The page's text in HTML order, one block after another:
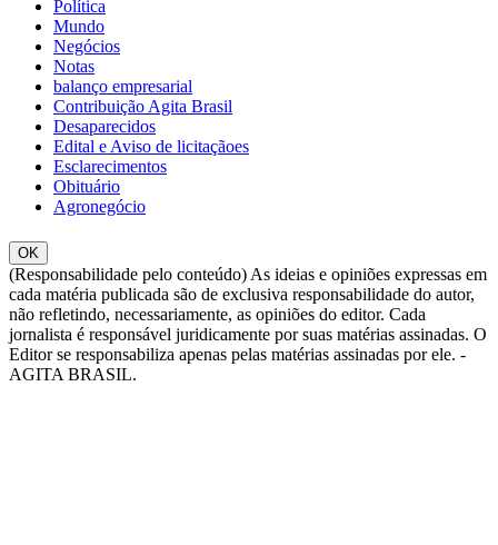
Política
Mundo
Negócios
Notas
balanço empresarial
Contribuição Agita Brasil
Desaparecidos
Edital e Aviso de licitaçãoes
Esclarecimentos
Obituário
Agronegócio
OK
(Responsabilidade pelo conteúdo) As ideias e opiniões expressas em
cada matéria publicada são de exclusiva responsabilidade do autor,
não refletindo, necessariamente, as opiniões do editor. Cada
jornalista é responsável juridicamente por suas matérias assinadas. O
Editor se responsabiliza apenas pelas matérias assinadas por ele. -
AGITA BRASIL.